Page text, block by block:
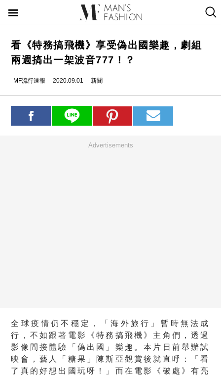
看《特務搞飛機》享受偽出國樂趣，劇組
兩週搞出一架波音777！？
MF流行速報 2020.09.01 新聞
Advertisements
全球疫情仍不穩定，「海外旅行」暫時無法成
行，不如跟著電影《特務搞飛機》主角們，透過
影像間接體驗「偽出國」樂趣。本片日前舉辦試
映會，藝人「糖果」陳斯亞觀賞後就直呼：「看
了真的好想出國玩呀！」而在電影《破處》有亮